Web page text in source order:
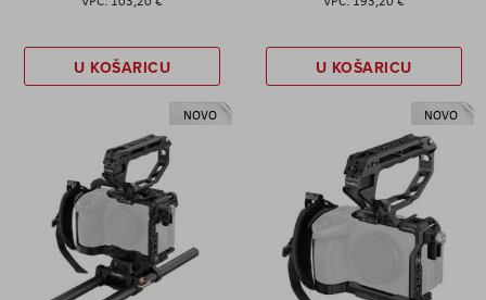
U KOŠARICU U KOŠARICU
NOVO NOVO